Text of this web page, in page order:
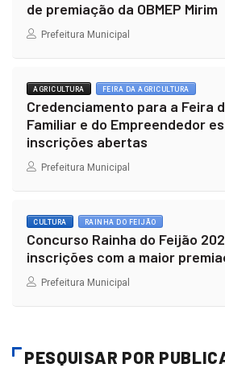
de premiação da OBMEP Mirim
Prefeitura Municipal
AGRICULTURA FEIRA DA AGRICULTURA
Credenciamento para a Feira
Familiar e do Empreendedor
inscrições abertas
Prefeitura Municipal
CULTURA RAINHA DO FEIJÃO
Concurso Rainha do Feijão
inscrições com a maior
Prefeitura Municipal
PESQUISAR POR